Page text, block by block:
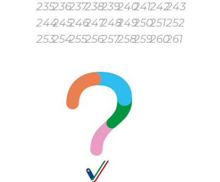
235236237238239240241242243
244245246247248249250251252
253254255256257258259260261